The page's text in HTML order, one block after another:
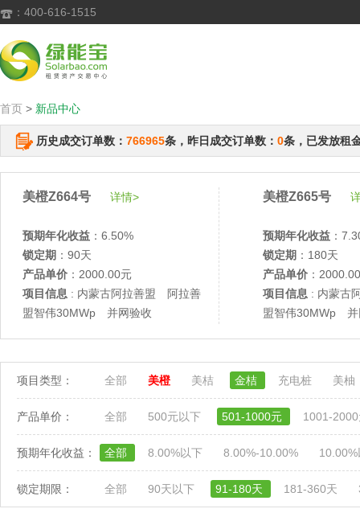
 ：400-616-1515
首页 > 新品中心
历史成交订单数： 766965条，昨日成交订单数： 0条，已发放租
美橙Z664号 详情>
预期年化收益 ：6.50%
锁定期 ：90天
产品单价 ：2000.00元
项目信息 : 内蒙古阿拉善盟 阿拉善
盟智伟30MWp 并网验收
美橙Z665号
预期年化收益 ：
锁定期 ：180天
产品单价 ：
项目信息 : 内蒙古
盟智伟30MWp 并
项目类型： 全部 美橙 美桔 金桔 充电桩 美柚
产品单价： 全部 500元以下 501-1000元 1001-
预期年化收益： 全部 8.00%以下 8.00%-10.00%
锁定期限： 全部 90天以下 91-180天 181-360天